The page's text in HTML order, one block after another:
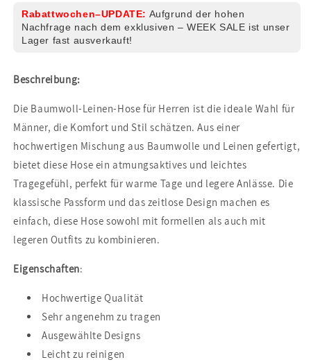
Rabattwochen–UPDATE: Aufgrund der hohen
Nachfrage nach dem exklusiven – WEEK SALE ist unser
Lager fast ausverkauft!
Beschreibung:
Die Baumwoll-Leinen-Hose für Herren ist die ideale Wahl für
Männer, die Komfort und Stil schätzen. Aus einer
hochwertigen Mischung aus Baumwolle und Leinen gefertigt,
bietet diese Hose ein atmungsaktives und leichtes
Tragegefühl, perfekt für warme Tage und legere Anlässe. Die
klassische Passform und das zeitlose Design machen es
einfach, diese Hose sowohl mit formellen als auch mit
legeren Outfits zu kombinieren.
Eigenschaften:
Hochwertige Qualität
Sehr angenehm zu tragen
Ausgewählte Designs
Leicht zu reinigen